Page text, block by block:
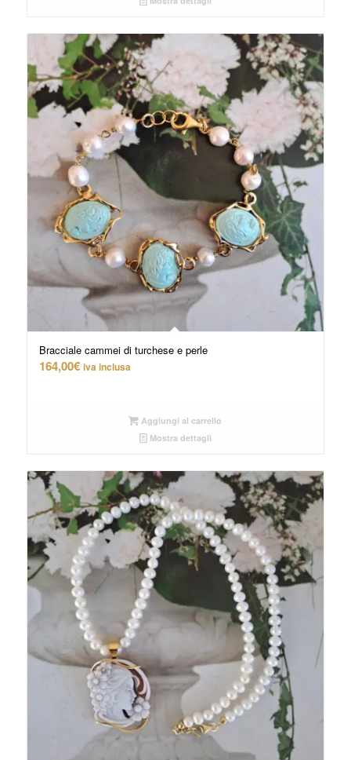
Bracciale cammei di turchese e perle
164,00€ iva inclusa
Aggiungi al carrello
Mostra dettagli